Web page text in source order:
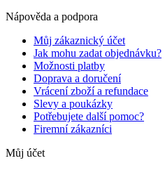
Nápověda a podpora
Můj zákaznický účet
Jak mohu zadat objednávku?
Možnosti platby
Doprava a doručení
Vrácení zboží a refundace
Slevy a poukázky
Potřebujete další pomoc?
Firemní zákazníci
Můj účet